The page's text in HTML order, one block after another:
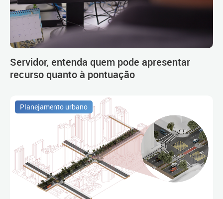
Servidor, entenda quem pode apresentar
recurso quanto à pontuação
Planejamento urbano